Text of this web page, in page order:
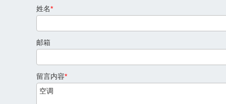
姓名*
邮箱
留言内容*